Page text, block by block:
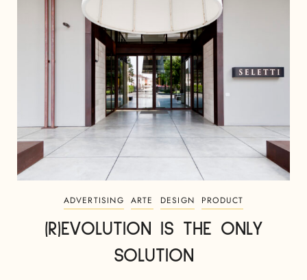
ADVERTISING ARTE DESIGN PRODUCT
(R)EVOLUTION IS THE ONLY
SOLUTION